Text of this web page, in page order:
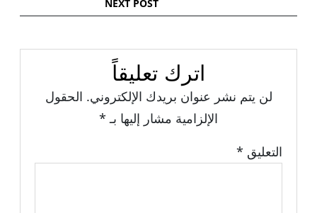
NEXT POST
اترك تعليقاً
لن يتم نشر عنوان بريدك الإلكتروني. الحقول
الإلزامية مشار إليها بـ*
التعليق*